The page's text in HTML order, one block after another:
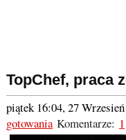
TopChef, praca
piątek 16:04, 27
gotowaniaKomentarze: 1